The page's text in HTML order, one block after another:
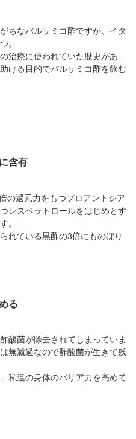
ちなバルサミコ酢ですが、イタ
。
治療に使われていた歴史があ
ける目的でバルサミコ酢を飲む
含有
の還元力をもつプロアントシア
レスベラトロールをはじめとす
。
れている黒酢の3倍にものぼり
る
酸菌が除去されてしまっていま
無濾過なので酢酸菌が生きて残
私達の身体のバリア力を高めて